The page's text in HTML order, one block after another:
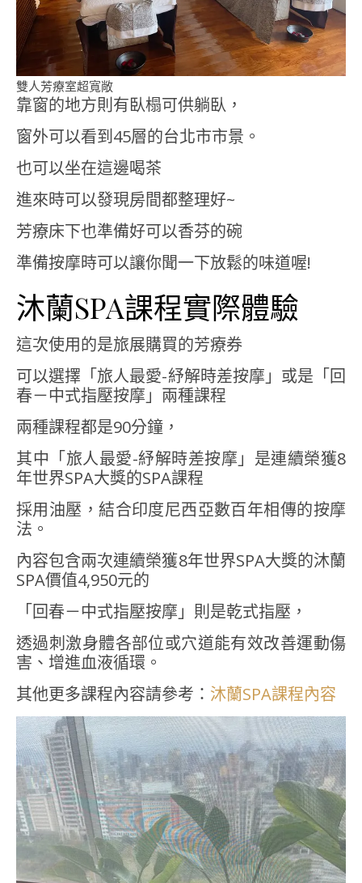
雙人芳療室超寬敞
靠窗的地方則有臥榻可供躺臥，
窗外可以看到45層的台北市市景。
也可以坐在這邊喝茶
進來時可以發現房間都整理好~
芳療床下也準備好可以香芬的碗
準備按摩時可以讓你聞一下放鬆的味道喔!
沐蘭SPA課程實際體驗
這次使用的是旅展購買的芳療券
可以選擇「旅人最愛-紓解時差按摩」或是「回
春－中式指壓按摩」兩種課程
兩種課程都是90分鐘，
其中「旅人最愛-紓解時差按摩」是連續榮獲8
年世界SPA大獎的SPA課程
採用油壓，結合印度尼西亞數百年相傳的按摩
法。
內容包含兩次連續榮獲8年世界SPA大獎的沐蘭
SPA價值4,950元的
「回春－中式指壓按摩」則是乾式指壓，
透過刺激身體各部位或穴道能有效改善運動傷
害、增進血液循環。
其他更多課程內容請參考： 沐蘭SPA課程內容